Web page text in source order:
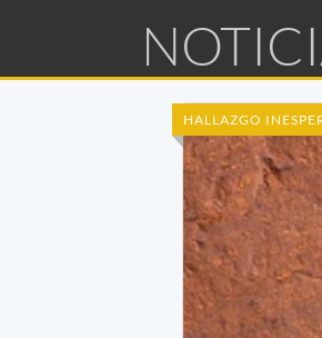
HALLAZGO